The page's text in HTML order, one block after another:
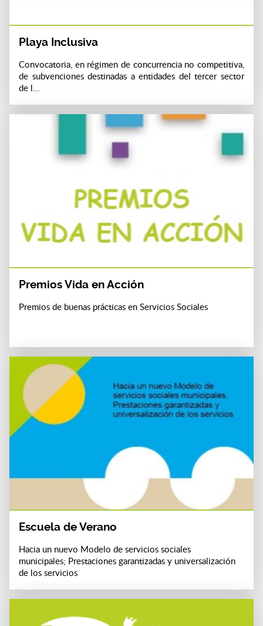
Playa Inclusiva
Convocatoria, en régimen de concurrencia no competitiva,
de subvenciones destinadas a entidades del tercer sector
de l...
Premios Vida en Acción
Premios de buenas prácticas en Servicios Sociales
Escuela de Verano
Hacia un nuevo Modelo de servicios sociales
municipales; Prestaciones garantizadas y universalización
de los servicios